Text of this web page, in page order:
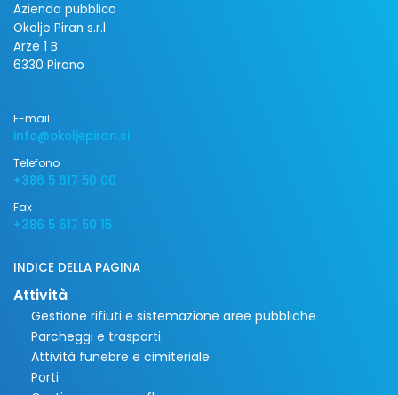
Azienda pubblica
Okolje Piran s.r.l.
Arze 1 B
6330 Pirano
E-mail
info@okoljepiran.si
Telefono
+386 5 617 50 00
Fax
+386 5 617 50 15
INDICE DELLA PAGINA
Attività
Gestione rifiuti e sistemazione aree pubbliche
Parcheggi e trasporti
Attività funebre e cimiteriale
Porti